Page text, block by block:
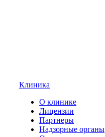
Клиника
О клинике
Лицензии
Партнеры
Надзорные органы